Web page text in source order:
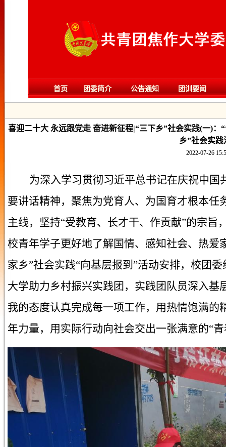
首页 团委简介 公告通知 团训要闻
喜迎二十大 永远跟党走 奋进新征程|“三下乡”社会实践(一)
乡”社会实践
2022-07-26
为深入学习贯彻习近平总书记在庆祝中
要讲话精神，聚焦为党育人、为国育才根本
主线，坚持“受教育、长才干、作贡献”的宗
校青年学子更好地了解国情、感知社会、热爱
家乡”社会实践“向基层报到”活动安排，校团
大学助力乡村振兴实践团，实践团队员深入
我的态度认真完成每一项工作，用热情饱满
年力量，用实际行动向社会交出一张满意的“